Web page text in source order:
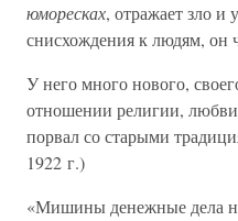
юморесках, отражает зло и
снисхождения к людям, он
У него много нового,
отношении религии,
порвал со старыми
1922 г.)
«Мишины денежные дела